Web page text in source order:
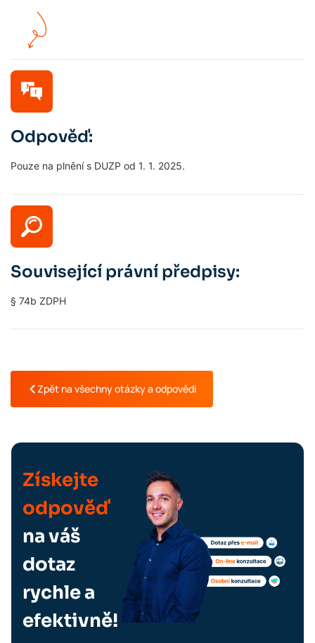
Odpověď:
Pouze na plnění s DUZP od 1. 1. 2025.
Související právní předpisy:
§ 74b ZDPH
Zpět na všechny otázky a odpovědi
Získejte
odpověď
na váš
dotaz
rychle a
efektivně!